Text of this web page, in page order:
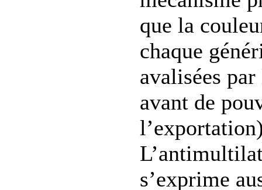
que la
chaque
avalisées
avant de
s’exprime